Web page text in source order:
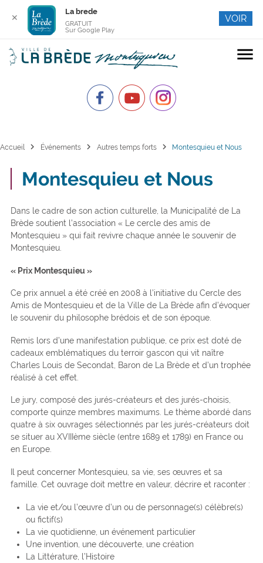
menu
Accueil chevron_right Événements chevron_right Autres temps forts chevron_right Montesquieu et Nous
Montesquieu et Nous
Dans le cadre de son action culturelle, la Municipalité de La
Brède soutient l’association « Le cercle des amis de
Montesquieu » qui fait revivre chaque année le souvenir de
Montesquieu.
« Prix Montesquieu »
Ce prix annuel a été créé en 2008 à l’initiative du Cercle des
Amis de Montesquieu et de la Ville de La Brède afin d’évoquer
le souvenir du philosophe brédois et de son époque.
Remis lors d’une manifestation publique, ce prix est doté de
cadeaux emblématiques du terroir gascon qui vit naître
Charles Louis de Secondat, Baron de La Brède et d’un trophée
réalisé à cet effet.
Le jury, composé des jurés-créateurs et des jurés-choisis,
comporte quinze membres maximums. Le thème abordé dans
quatre à six ouvrages sélectionnés par les jurés-créateurs doit
se situer au XVIIIème siècle (entre 1689 et 1789) en France ou
en Europe.
Il peut concerner Montesquieu, sa vie, ses œuvres et sa
famille. Cet ouvrage doit mettre en valeur, décrire et raconter :
La vie et/ou l’œuvre d’un ou de personnage(s) célèbre(s)
ou fictif(s)
La vie quotidienne, un événement particulier
Une invention, une découverte, une création
La Littérature, l’Histoire
✕
La brede
GRATUIT
Sur Google Play
VOIR